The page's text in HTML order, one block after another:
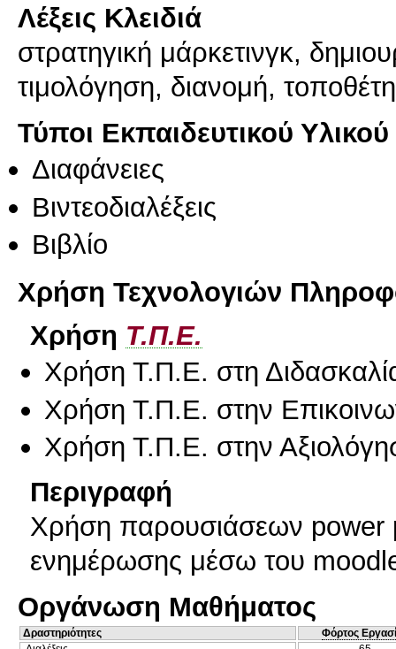
Λέξεις Κλειδιά
στρατηγική μάρκετινγκ,
τιμολόγηση, διανομή,
Τύποι Εκπαιδευτικού Υλικού
Διαφάνειες
Βιντεοδιαλέξεις
Βιβλίο
Χρήση Τεχνολογιών
Χρήση Τ.Π.Ε.
Χρήση Τ.Π.Ε. στη
Χρήση Τ.Π.Ε. στην
Χρήση Τ.Π.Ε. στην
Περιγραφή
Χρήση παρουσιάσεων power
ενημέρωσης μέσω του
Οργάνωση Μαθήματος
Δραστηριότητες
Φόρτος